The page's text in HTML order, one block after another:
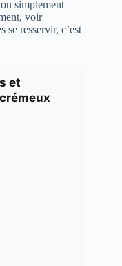
simplement
voir
se resservir, c’est
et